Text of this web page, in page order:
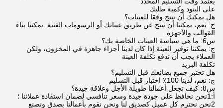
على البنود وكمية طلبك
هل يمكنك أن تنتج وفقا للعينات؟
ج: نعم، يمكننا أن ننتج عن طريق عيناتك أو الرسومات الفنية. يمكننا بناء
القوالب والأجهزة.
س6: ما هي سياسة العينات الخاصة بك؟
ج: يمكننا توفير العينة إذا كان لدينا أجزاء جاهزة في المخزون، ولكن
العملاء يجب أن تدفع تكلفة العينة
تكلفة البريد
هل تختبر جميع بضائعك قبل التسليم؟
ج: نعم، لدينا 100٪ اختبار قبل التسليم
س8: كيف تجعل أعمالنا طويلة الأجل وعلاقة جيدة؟
أ:1نحن نحافظ على جودة جيدة وسعر تنافسي لضمان استفادة عملائنا ؛
2نحن نحترم كل عميل كصديق لنا ونحن نقوم بأعمالنا بصدق ونصنع